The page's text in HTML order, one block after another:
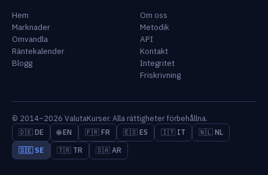
Hem
Marknader
Omvandla
Räntekalender
Blogg
Om oss
Metodik
API
Kontakt
Integritet
Friskrivning
© 2014–2026 ValutaKurser. Alla rättigheter förbehållna.
🇩🇪 DE 🌐 EN 🇫🇷 FR 🇪🇸 ES 🇮🇹 IT
🇳🇱 NL
🇸🇪 SE
🇹🇷 TR 🇸🇦 AR